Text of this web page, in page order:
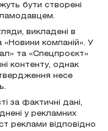
бути створені
викладені в
компаній». У
та «Спецпроєкт»
контенту, однак
твердження несе
за фактичні дані,
у рекламних
реклами відповідно